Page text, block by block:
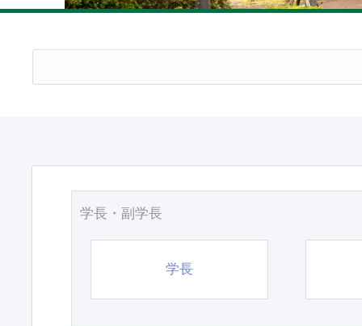
学長・副学長
学長